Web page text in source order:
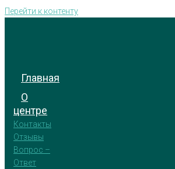
Перейти к контенту
Главная
О
центре
Контакты
Отзывы
Вопрос –
Ответ